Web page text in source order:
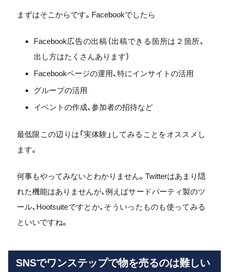
まずはそこからです。Facebookでしたら
Facebook広告の出稿（出稿できる箇所は２箇所、
出し方はたくさんあります）
Facebookページの運用、特にインサイトの活用
グループの活用
イベントの作成、参加者の招待など
最低限この辺りは「実体験」してみることをオススメし
ます。
何事もやってみないとわかりません。Twitterはあまり隠
れた機能はありませんが、例えばサードパーティ製のツ
ール、Hootsuiteですとか、そういったものも使ってみる
といいですね。
SNSでワンステップで物を売るのは難しい